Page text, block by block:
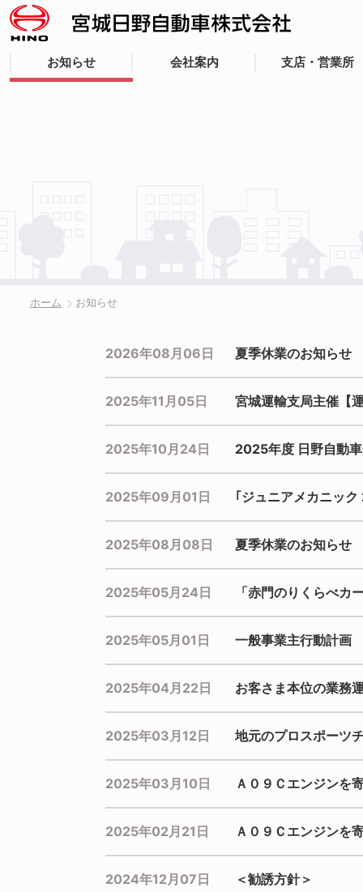
お知らせ 会社案内 支店・営業所
ホーム お知らせ
2026年08月06日 夏季休業のお知らせ
2025年11月05日 宮城運輸支局主催【
2025年10月24日 2025年度 日野自動
2025年09月01日 ｢ジュニアメカニッ
2025年08月08日 夏季休業のお知らせ
2025年05月24日 「赤門のりくらべカ
2025年05月01日 一般事業主行動計画
2025年04月22日 お客さま本位の業務
2025年03月12日 地元のプロスポーツ
2025年03月10日 Ａ０９Ｃエンジンを
2025年02月21日 Ａ０９Ｃエンジンを
2024年12月07日 ＜勧誘方針＞